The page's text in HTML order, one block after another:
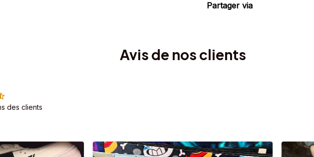
Partager via
Avis de nos clients
des clients